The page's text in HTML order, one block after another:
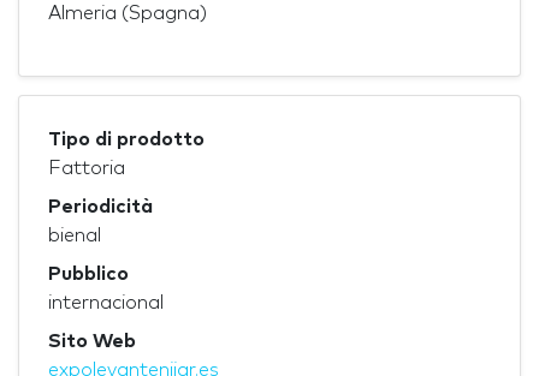
Almeria (Spagna)
Tipo di prodotto
Fattoria
Periodicità
bienal
Pubblico
internacional
Sito Web
expolevantenijar.es